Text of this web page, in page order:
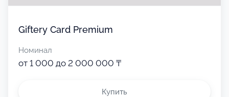
Giftery Card Premium
Номинал
от 1 000 до 2 000 000 ₸
Купить